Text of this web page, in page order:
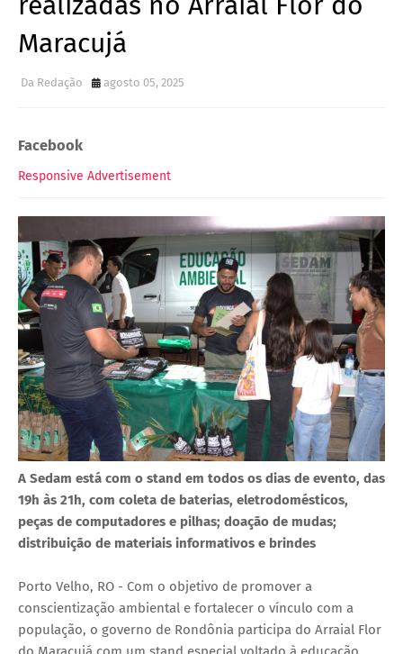
Maracujá
Da Redação agosto 05, 2025
Facebook
Responsive Advertisement
A Sedam está com o stand em todos os dias de evento, das
19h às 21h, com coleta de baterias, eletrodomésticos,
peças de computadores e pilhas; doação de mudas;
distribuição de materiais informativos e brindes
Porto Velho, RO - Com o objetivo de promover a
conscientização ambiental e fortalecer o vínculo com a
população, o governo de Rondônia participa do Arraial Flor